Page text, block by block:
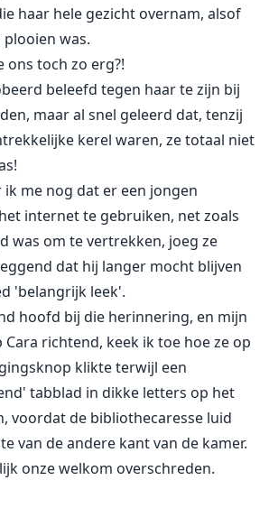
haar hele gezicht overnam, alsof
was.
ons toch zo erg?!
beleefd tegen haar te zijn bij
maar al snel geleerd dat, tenzij
kerel waren, ze totaal niet
ik me nog dat er een jongen
internet te gebruiken, net zoals
was om te vertrekken, joeg ze
dat hij langer mocht blijven
'belangrijk leek'.
hoofd bij die herinnering, en mijn
richtend, keek ik toe hoe ze op
klikte terwijl een
tabblad in dikke letters op het
voordat de bibliothecaresse luid
van de andere kant van de kamer.
onze welkom overschreden.